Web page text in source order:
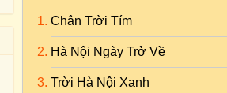
Chân Trời Tím
Hà Nội Ngày Trở Về
Trời Hà Nội Xanh